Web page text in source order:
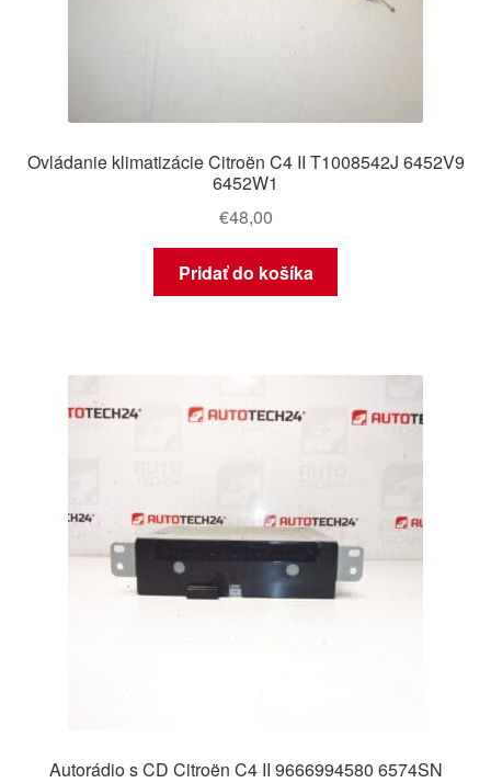
Ovládanie klimatizácie Citroën C4 II T1008542J 6452V9
6452W1
€48,00
Pridať do košíka
Autorádio s CD Citroën C4 II 9666994580 6574SN